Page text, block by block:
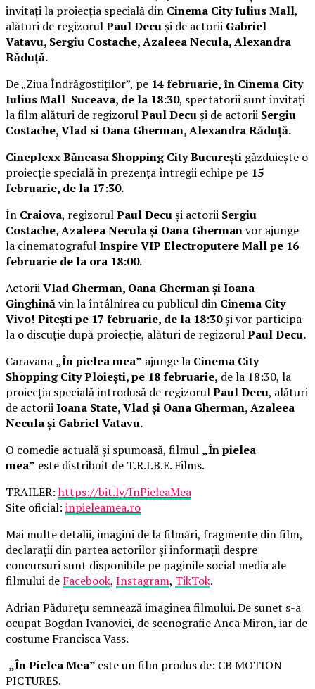
invitați la proiecția specială din Cinema City Iulius Mall,
alături de regizorulPaul Decuși de actorii Gabriel
Vatavu, Sergiu Costache, Azaleea Necula, Alexandra
Răduță.
De „Ziua Îndrăgostiților”, pe 14 februarie, în Cinema City
Iulius Mall Suceava, de la 18:30, spectatorii sunt invitați
la film alături de regizorulPaul Decuși de actorii Sergiu
Costache, Vlad si Oana Gherman, Alexandra Răduță.
Cineplexx Băneasa Shopping City București găzduiește o
proiecție specială în prezența întregii echipe pe 15
februarie, de la 17:30.
În Craiova, regizorulPaul Decuși actorii Sergiu
Costache, Azaleea Necula și Oana Ghermanvor ajunge
la cinematografulInspire VIP Electroputere Mall pe 16
februarie de la ora 18:00.
ActoriiVlad Gherman, Oana Gherman și Ioana
Ginghinăvin la întâlnirea cu publicul din Cinema City
Vivo! Pitești pe 17 februarie, de la 18:30și vor participa
la o discuție după proiecție, alături de regizorulPaul Decu.
Caravana „În pielea mea” ajunge la Cinema City
Shopping City Ploiești, pe 18 februarie, de la 18:30, la
proiecția specială introdusă de regizorulPaul Decu, alături
de actoriiIoana State, Vlad și Oana Gherman, Azaleea
Necula și Gabriel Vatavu.
O comedie actuală și spumoasă, filmul „În pielea
mea” este distribuit de T.R.I.B.E. Films.
TRAILER:https://bit.ly/InPieleaMea
Site oficial: inpieleamea.ro
Mai multe detalii, imagini de la filmări, fragmente din film,
declarații din partea actorilor și informații despre
concursuri sunt disponibile pe paginile social media ale
filmului de Facebook, Instagram, TikTok.
Adrian Pădurețu semnează imaginea filmului. De sunet s-a
ocupat Bogdan Ivanovici, de scenografie Anca Miron, iar de
costume Francisca Vass.
„În Pielea Mea” este un film produs de: CB MOTION
PICTURES.